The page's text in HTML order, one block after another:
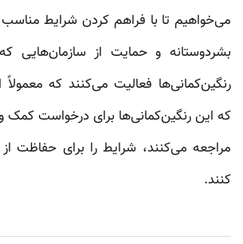
می‌خواهیم تا با فراهم کردن شرایط مناسب
بشردوستانه و حمایت از سازمان‌هایی
رنگین‌کمانی‌ها فعالیت می‌کنند که
که این رنگین‌کمانی‌ها برای درخواست کمک
مراجعه می‌کنند، شرایط را برای حفاظت از
کنند.